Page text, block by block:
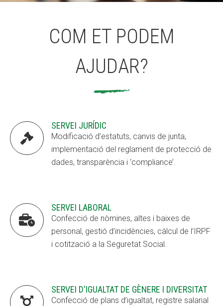
COM ET PODEM
AJUDAR?

SERVEI JURÍDIC
Modificació d’estatuts, canvis de junta,
implementació del reglament de protecció de
dades, transparència i ‘compliance’.

SERVEI LABORAL
Confecció de nòmines, altes i baixes de
personal, gestió d’incidències, càlcul de l’IRPF
i cotització a la Seguretat Social.

SERVEI D'IGUALTAT DE GÈNERE I DIVERSITAT
Confecció de plans d’igualtat, registre salarial
ACCIÓ SOCIAL I JOVES
SUPORT TERCER SECTOR
CONEIX FUNDESPLAI
Missió i valors
ACCIÓ SOCIAL I JOVES
SUPORT TERCER SECTOR
CONEIX FUNDESPLAI
Missió i valors